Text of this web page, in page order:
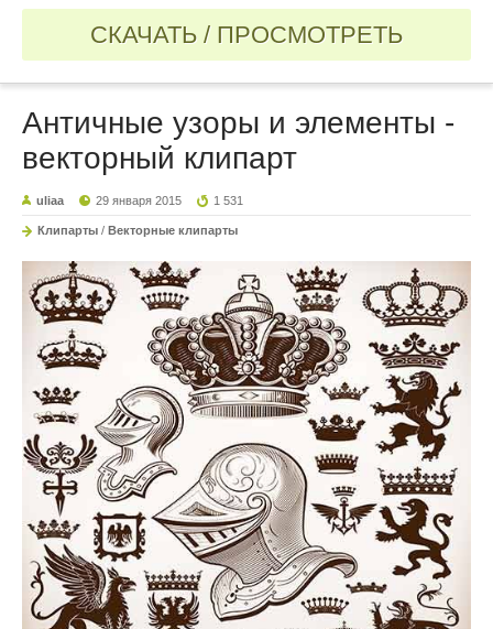
СКАЧАТЬ / ПРОСМОТРЕТЬ
Античные узоры и элементы -
векторный клипарт
uliaa 29 января 2015 1 531
Клипарты / Векторные клипарты